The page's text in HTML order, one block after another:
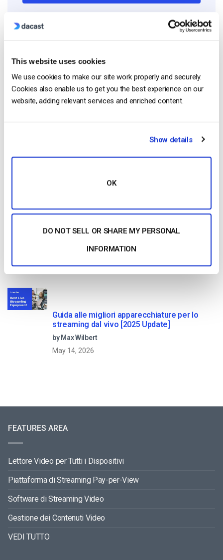
This website uses cookies
We use cookies to make our site work properly and securely.
Cookies also enable us to get you the best experience on our
website, adding relevant services and enriched content.
Show details
OK
DO NOT SELL OR SHARE MY PERSONAL
INFORMATION
Read Next
Confronto tra le 25 migliori piattaforme di
streaming live nel 2025
Come trasmettere in diretta streaming
by Emily Krings
March 21, 2025
Guida alle migliori apparecchiature per lo
streaming dal vivo [2025 Update]
by Max Wilbert
May 14, 2026
FEATURES AREA
Lettore Video per Tutti i Dispositivi
Piattaforma di Streaming Pay-per-View
Software di Streaming Video
Gestione dei Contenuti Video
VEDI TUTTO